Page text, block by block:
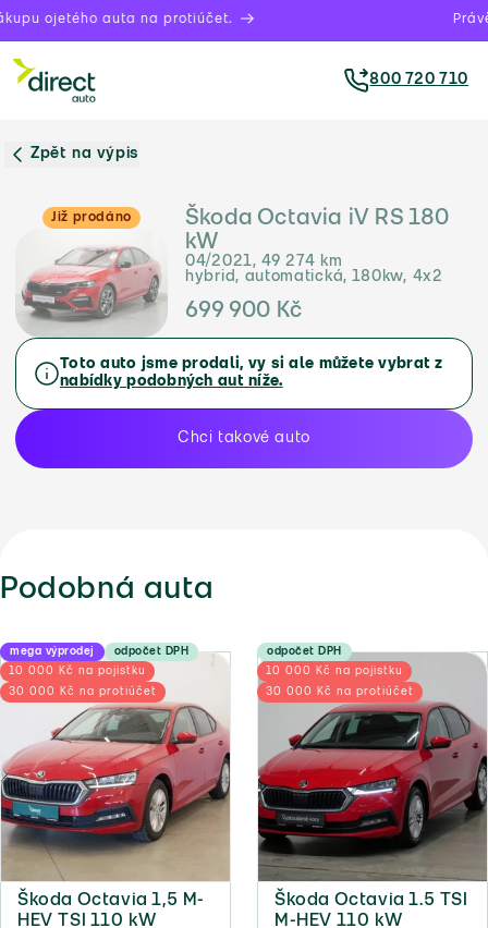
ojetého auta na protiúčet.
800 720 710
Zpět na výpis
Již prodáno
Škoda Octavia iV RS 180
kW
04/2021, 49 274 km
hybrid, automatická, 180kw, 4x2
699 900 Kč
Toto auto jsme prodali, vy si ale můžete vybrat z
nabídky podobných aut níže.
Chci takové auto
Podobná auta
mega výprodej
odpočet DPH
10 000 Kč na pojistku
30 000 Kč na protiúčet
Škoda Octavia 1,5 M-
HEV TSI 110 kW
odpočet DPH
10 000 Kč na pojistku
30 000 Kč na protiúčet
Škoda Octavia 1.5 TSI
M-HEV 110 kW